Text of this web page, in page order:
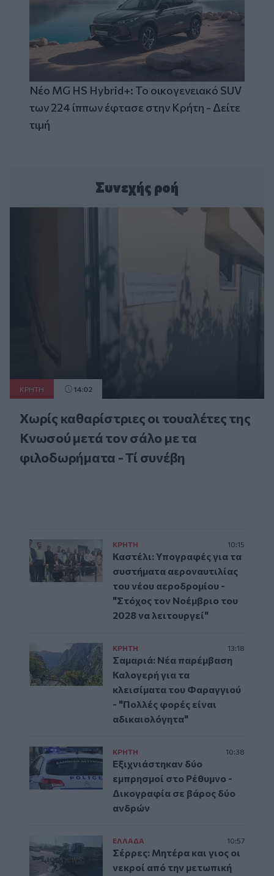
Νέο MG HS Hybrid+: Το οικογενειακό SUV
των 224 ίππων έφτασε στην Κρήτη - Δείτε
τιμή
Συνεχής ροή
ΚΡΗΤΗ 14:02
Χωρίς καθαρίστριες οι τουαλέτες της
Κνωσού μετά τον σάλο με τα
φιλοδωρήματα - Τί συνέβη
ΚΡΗΤΗ 10:15
Καστέλι: Υπογραφές για τα
συστήματα αεροναυτιλίας
του νέου αεροδρομίου -
"Στόχος τον Νοέμβριο του
2028 να λειτουργεί"
ΚΡΗΤΗ 13:18
Σαμαριά: Νέα παρέμβαση
Καλογερή για τα
κλεισίματα του Φαραγγιού
- "Πολλές φορές είναι
αδικαιολόγητα"
ΚΡΗΤΗ 10:38
Εξιχνιάστηκαν δύο
εμπρησμοί στο Ρέθυμνο -
Δικογραφία σε βάρος δύο
ανδρών
ΕΛΛAΔΑ 10:57
Σέρρες: Μητέρα και γιος οι
νεκροί από την μετωπική